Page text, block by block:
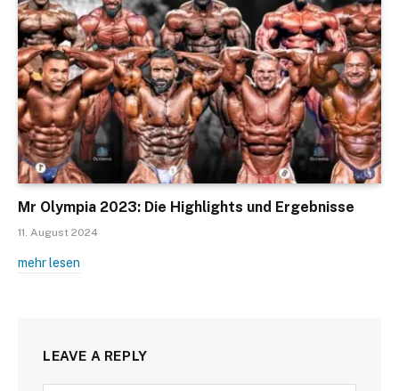
Mr Olympia 2023: Die Highlights und Ergebnisse
11. August 2024
mehr lesen
LEAVE A REPLY